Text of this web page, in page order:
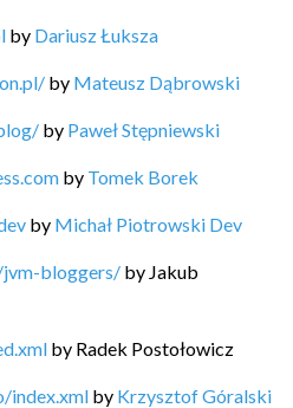
by Dariusz Łuksza
by Mateusz Dąbrowski
by Paweł Stępniewski
by Tomek Borek
by Michał Piotrowski Dev
bloggers/ by Jakub
by Radek Postołowicz
index.xml by Krzysztof Góralski